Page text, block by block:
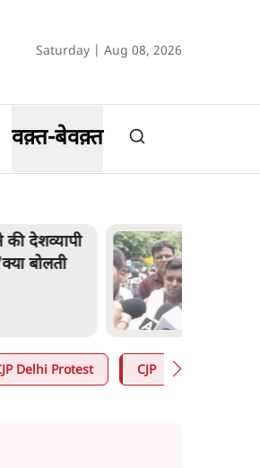
Saturday | Aug 08, 2026
वक़्त-बेवक़्त
की देशव्यापी
बोलती
Delhi Protest CJP